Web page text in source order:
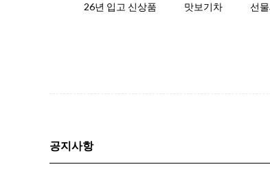
26년 입고 신상품 맛보기차 선
공지사항